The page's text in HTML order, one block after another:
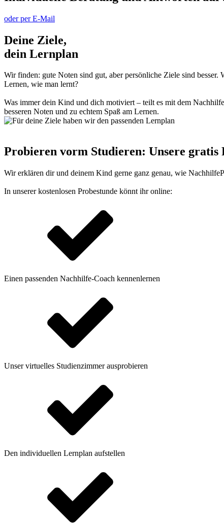
oder per E-Mail
Deine Ziele,
dein Lernplan
Wir finden: gute Noten sind gut, aber persönliche Ziele sind
Lernen, wie man lernt?
Was immer dein Kind und dich motiviert – teilt es mit dem
besseren Noten und zu echtem Spaß am Lernen.
Probieren vorm Studieren: Unsere gratis
Wir erklären dir und deinem Kind gerne ganz genau, wie
In unserer kostenlosen Probestunde könnt ihr online:
Einen passenden Nachhilfe-Coach kennenlernen
Unser virtuelles Studienzimmer ausprobieren
Den individuellen Lernplan aufstellen